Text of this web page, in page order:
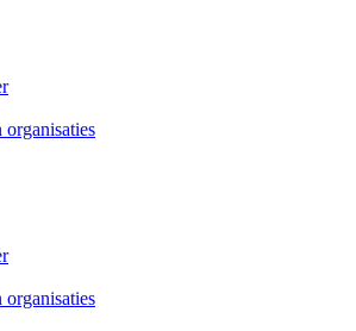
organisaties
organisaties